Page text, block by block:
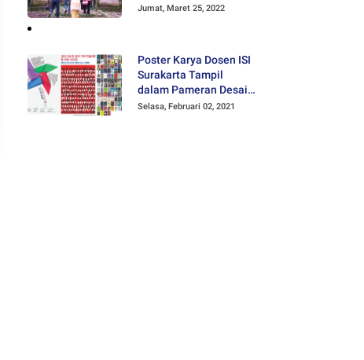
Jumat, Maret 25, 2022
Poster Karya Dosen ISI
Surakarta Tampil
dalam Pameran Desain
Poster Internasional
Selasa, Februari 02, 2021